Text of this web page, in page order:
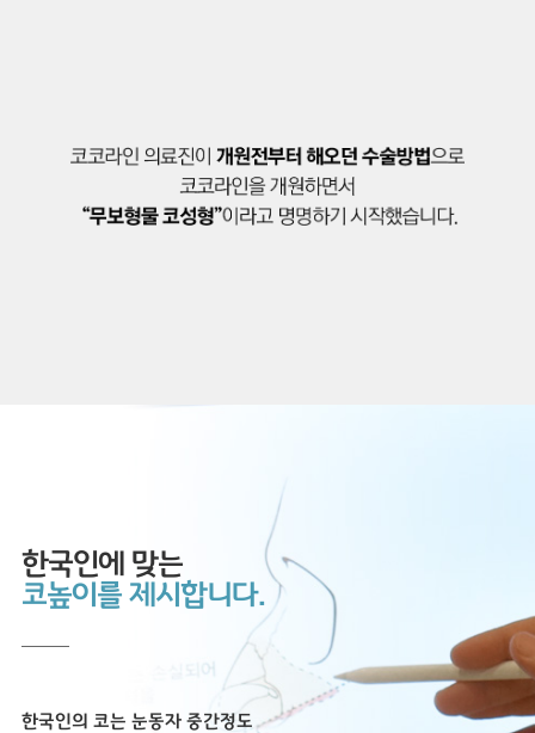
한국인에 맞는
코높이를 제시합니다.
한국인의 코는 눈동자 중간정도